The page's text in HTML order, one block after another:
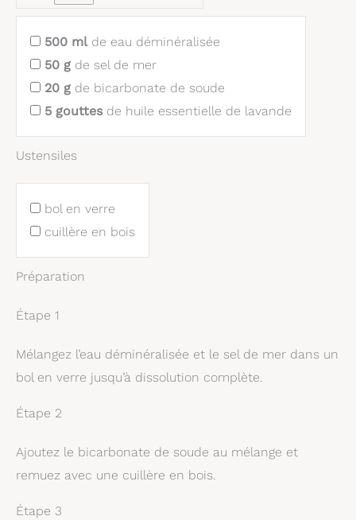
500 mlde eau déminéralisée
50 g de sel de mer
20 g de bicarbonate de soude
5 gouttes de huile essentielle de lavande
Ustensiles
bol en verre
cuillère en bois
Préparation
Étape 1
Mélangez l’eau déminéralisée et le sel de mer dans un
bol en verre jusqu’à dissolution complète.
Étape 2
Ajoutez le bicarbonate de soude au mélange et
remuez avec une cuillère en bois.
Étape 3